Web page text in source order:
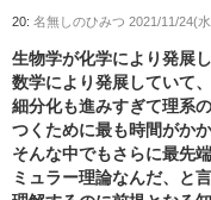
20: 名無しのひみつ 2021/11/24(
生物学が化学により発展
数学により発展していて
細分化も進みすぎて理系
つくために最も時間がか
そんな中でもさらに最先
ミュラー理論なんだ、と